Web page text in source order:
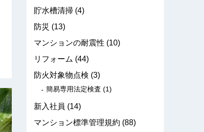
貯水槽清掃 (4)
防災 (13)
マンションの耐震性 (10)
リフォーム (44)
防火対象物点検 (3)
簡易専用法定検査 (1)
新入社員 (14)
マンション標準管理規約 (88)